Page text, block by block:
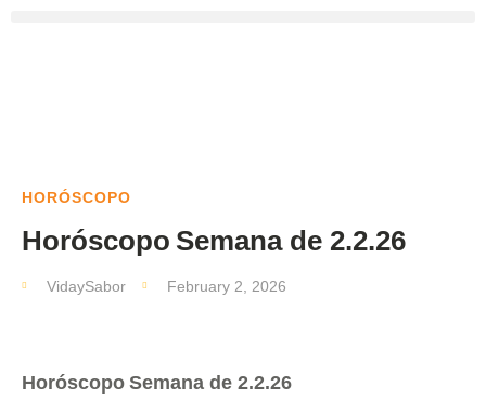
HORÓSCOPO
Horóscopo Semana de 2.2.26
VidaySabor February 2, 2026
Horóscopo Semana de 2.2.26